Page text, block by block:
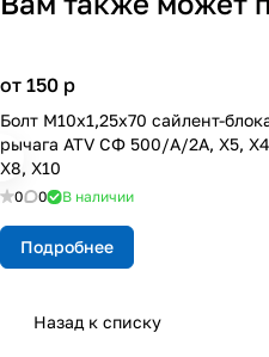
от 150 p
Болт М10x1,25x70 сайлент-
рычага ATV СФ 500/A/2A, X5,
X8, X10
0 0 В наличии
Подробнее
Назад к списку